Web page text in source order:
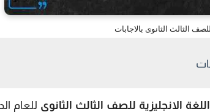
اللغة الانجليزية للصف الثالث الثانوى للعام